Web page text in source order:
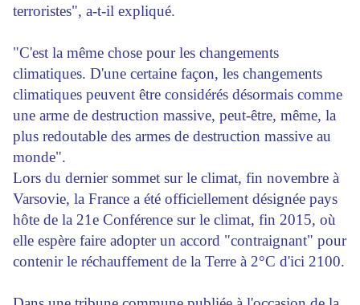
terroristes", a-t-il expliqué.
"C'est la même chose pour les changements
climatiques. D'une certaine façon, les changements
climatiques peuvent être considérés désormais comme
une arme de destruction massive, peut-être, même, la
plus redoutable des armes de destruction massive au
monde".
Lors du dernier sommet sur le climat, fin novembre à
Varsovie, la France a été officiellement désignée pays
hôte de la 21e Conférence sur le climat, fin 2015, où
elle espère faire adopter un accord "contraignant" pour
contenir le réchauffement de la Terre à 2°C d'ici 2100.